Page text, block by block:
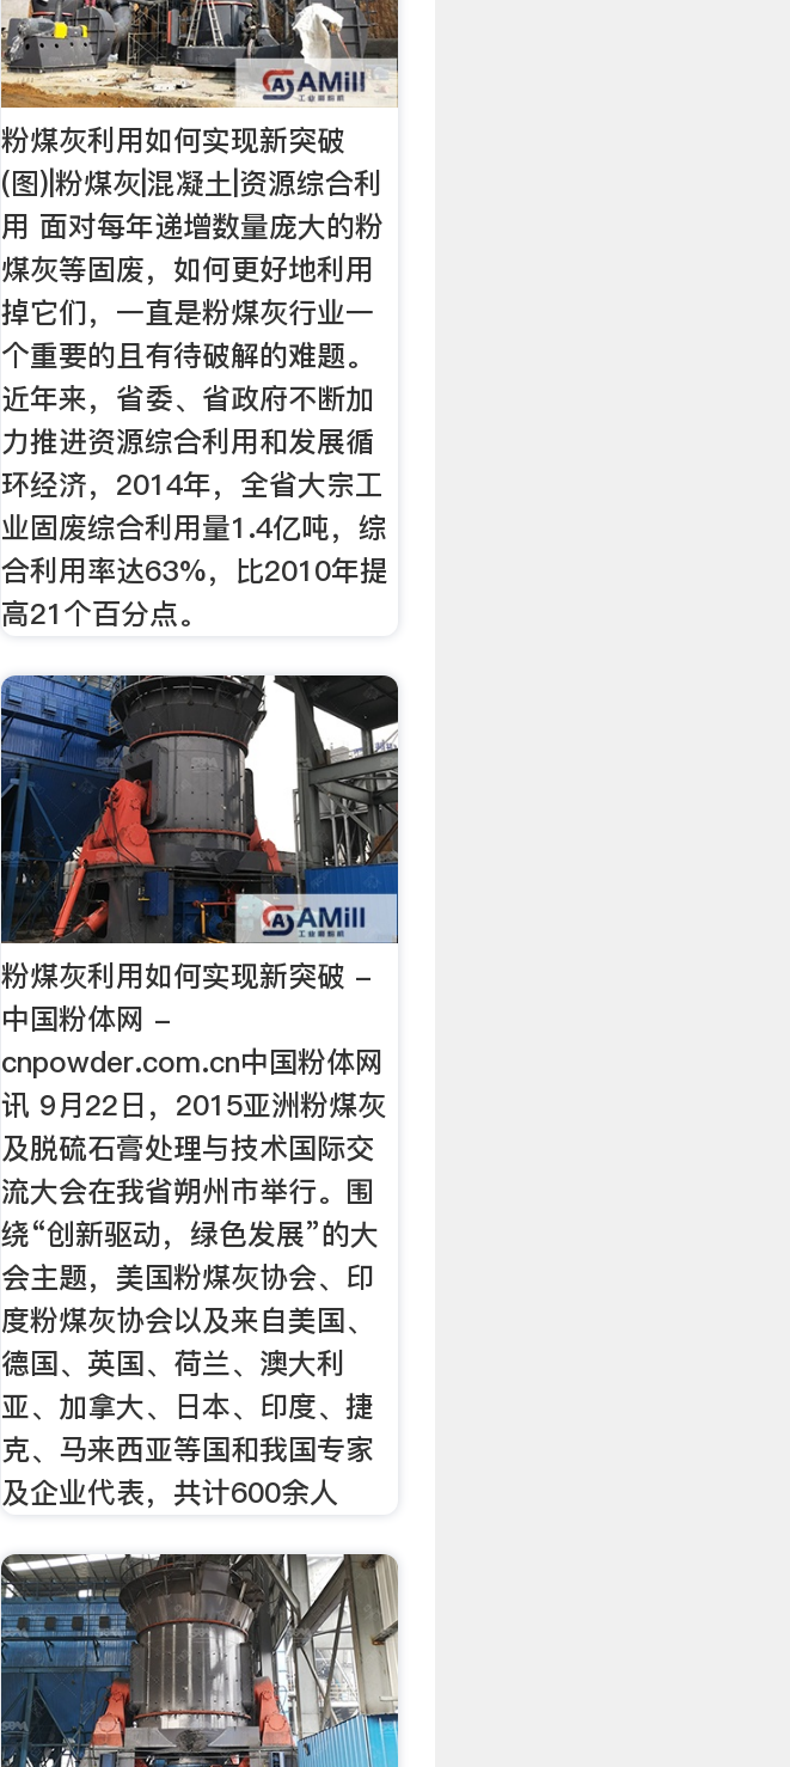
粉煤灰利用如何实现新突破
(图)|粉煤灰|混凝土|资源综合利
用 面对每年递增数量庞大的粉
煤灰等固废，如何更好地利用
掉它们，一直是粉煤灰行业一
个重要的且有待破解的难题。
近年来，省委、省政府不断加
力推进资源综合利用和发展循
环经济，2014年，全省大宗工
业固废综合利用量1.4亿吨，综
合利用率达63%，比2010年提
高21个百分点。
粉煤灰利用如何实现新突破 -
中国粉体网 -
cnpowder.com.cn中国粉体网
讯 9月22日，2015亚洲粉煤灰
及脱硫石膏处理与技术国际交
流大会在我省朔州市举行。围
绕“创新驱动，绿色发展”的大
会主题，美国粉煤灰协会、印
度粉煤灰协会以及来自美国、
德国、英国、荷兰、澳大利
亚、加拿大、日本、印度、捷
克、马来西亚等国和我国专家
及企业代表，共计600余人